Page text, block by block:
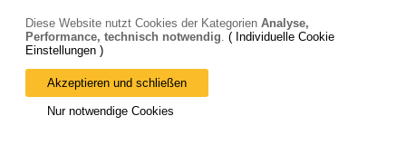
Bitte beachten Sie: wir machen Betriebsferien, vom 03. bis 28.
August 2026 haben wir geschlossen.
Diese Website nutzt Cookies der Kategorien Analyse,
Performance, technisch notwendig. ( Individuelle Cookie
Einstellungen )
Akzeptieren und schließen
Nur notwendige Cookies